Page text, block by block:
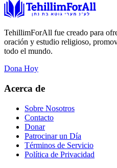
TehillimForAll fue creado para
oración y estudio religioso,
todo el mundo.
Dona Hoy
Acerca de
Sobre Nosotros
Contacto
Donar
Patrocinar un Día
Términos de Servicio
Política de Privacidad